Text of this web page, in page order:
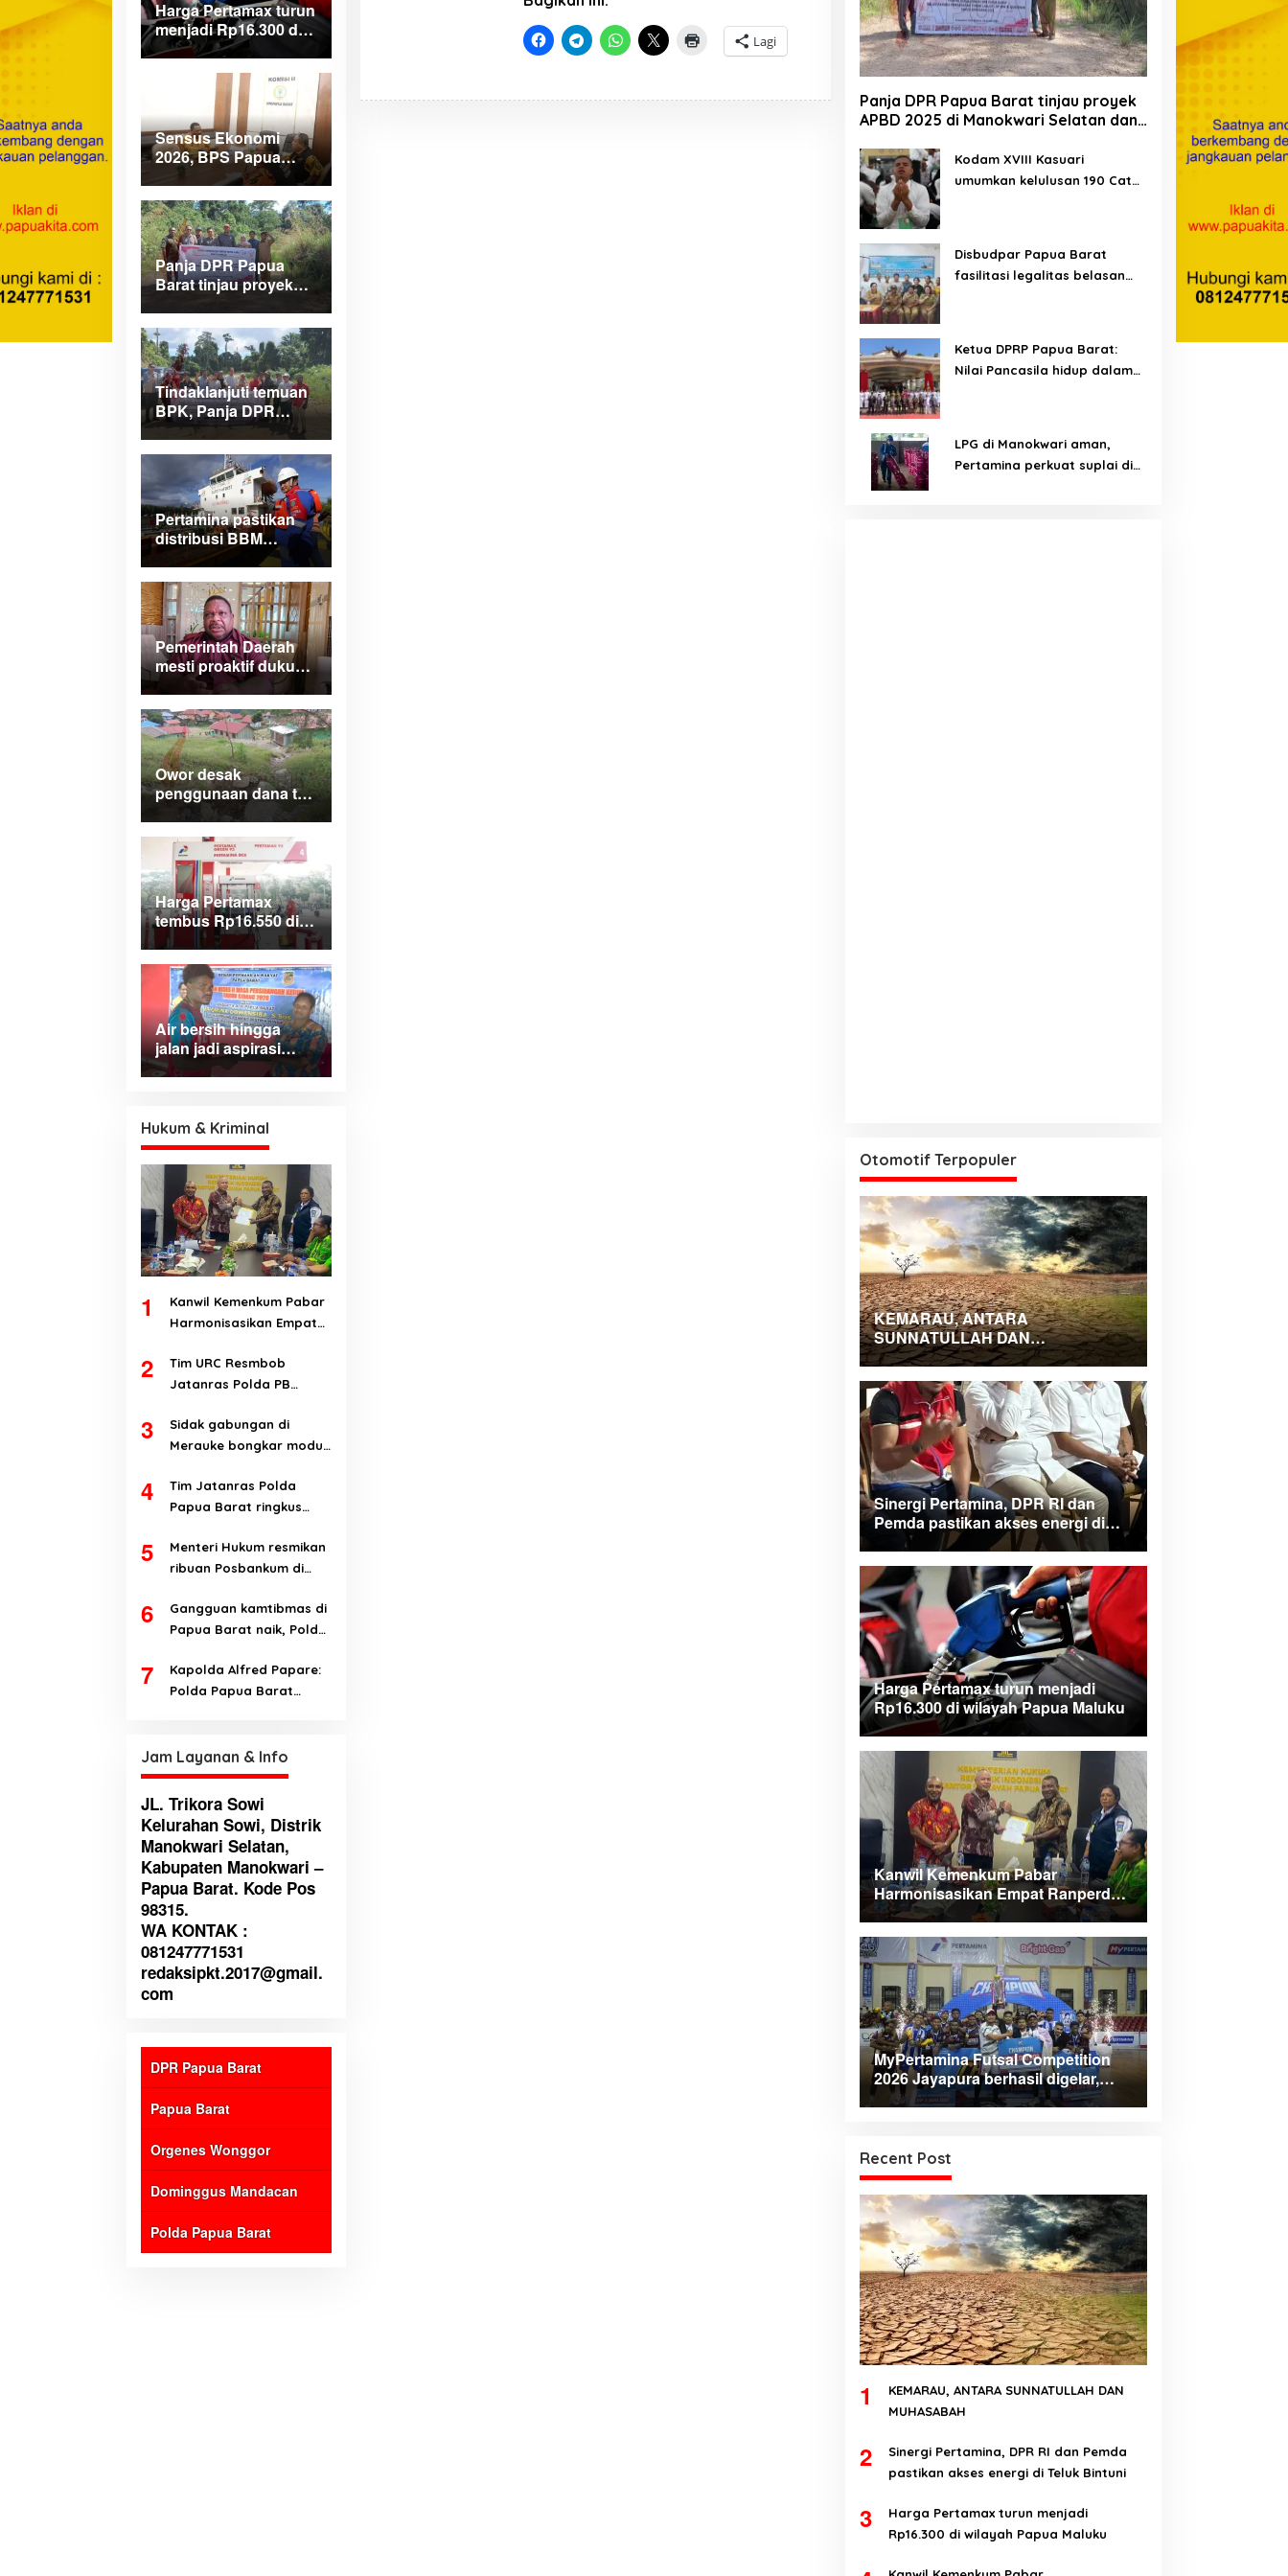
Harga Pertamax turun
menjadi Rp16.300 di
wilayah Papua
Sensus Ekonomi
2026, BPS Papua
Barat saar pimpinan
DPRPB
Panja DPR Papua
Barat tinjau proyek
dan Bintuni
Tindaklanjuti temuan
BPK, Panja DPR
Papua Barat turlap ke
tiga lokasi proyek di
Manokwari
Pertamina pastikan
distribusi BBM
normal dan lancar di
wilayah Papua
Maluku
Pemerintah Daerah
mesti proaktif dukung
legalitas
pertambangan rakyat
di Papua Barat
Owor desak
penggunaan dana tak
terduga tangani
bencana di Kampung
Coisi
Harga Pertamax
tembus Rp16.550 di
wilayah Papua
Maluku, harga
Biosolar dan Pertalite
tetap
Air bersih hingga
jalan jadi aspirasi
dominan warga Hink,
pembangunan
Hukum & Kriminal
1
Kanwil Kemenkum Pabar
Harmonisasikan Empat
Teluk Wondama
2
Tim URC Resmbob
Jatanras Polda PB
curanmor di Manokwari
3
Sidak gabungan di
Merauke bongkar modus
subsidi
4
Tim Jatanras Polda
Papua Barat ringkus
5
Menteri Hukum resmikan
ribuan Posbankum di
Barat Daya
6
Gangguan kamtibmas di
Papua Barat naik, Polda
7
Kapolda Alfred Papare:
Polda Papua Barat
Jam Layanan & Info
JL. Trikora Sowi
Kelurahan Sowi, Distrik
Manokwari Selatan,
Kabupaten Manokwari –
Papua Barat. Kode Pos
98315.
WA KONTAK :
081247771531
redaksipkt.2017@gmail.
com
DPR Papua Barat
Papua Barat
Orgenes Wonggor
Dominggus Mandacan
Polda Papua Barat
Lagi
Panja DPR Papua Barat tinjau proyek
APBD 2025 di Manokwari Selatan dan
Kodam XVIII Kasuari
umumkan kelulusan 190 Cata
Disbudpar Papua Barat
fasilitasi legalitas belasan
Ketua DPRP Papua Barat:
Nilai Pancasila hidup dalam
LPG di Manokwari aman,
Pertamina perkuat suplai di
Otomotif Terpopuler
KEMARAU, ANTARA
SUNNATULLAH DAN
MUHASABAH
Sinergi Pertamina, DPR RI dan
Pemda pastikan akses energi di
Teluk Bintuni
Harga Pertamax turun menjadi
Rp16.300 di wilayah Papua Maluku
Kanwil Kemenkum Pabar
Harmonisasikan Empat Ranperda
Kabupaten Teluk Wondama
MyPertamina Futsal Competition
2026 Jayapura berhasil digelar,
dorong talenta muda berprestasi
Recent Post
1
KEMARAU, ANTARA SUNNATULLAH DAN
MUHASABAH
2
Sinergi Pertamina, DPR RI dan Pemda
pastikan akses energi di Teluk Bintuni
3
Harga Pertamax turun menjadi
Rp16.300 di wilayah Papua Maluku